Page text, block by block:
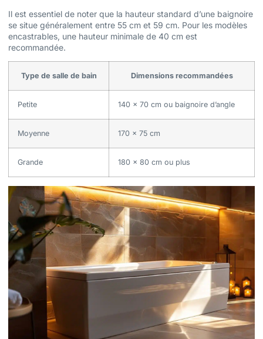
Il est essentiel de noter que la hauteur standard d’une baignoire
se situe généralement entre 55 cm et 59 cm. Pour les modèles
encastrables, une hauteur minimale de 40 cm est
recommandée.
Type de salle de bain Dimensions recommandées
Petite 140 x 70 cm ou baignoire d’angle
Moyenne 170 x 75 cm
Grande 180 x 80 cm ou plus